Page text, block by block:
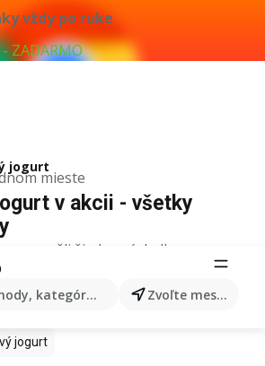
vždy po ruke
ZADARMO
mieste
kategórie, produkty... Zvoľte mesto
jogurt
v akcii - všetky
nenašli žiadne výsledky.
v akcii - Kde kúpiť?
Lidl Proteínový jogurt
jogurt